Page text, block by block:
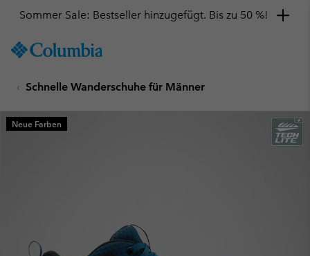
TO
SKIP
MAIN
NAV
Sommer Sale: Bestseller hinzugefügt. Bis zu 50 %!
Schnelle Wanderschuhe für Männer
Neue Farben